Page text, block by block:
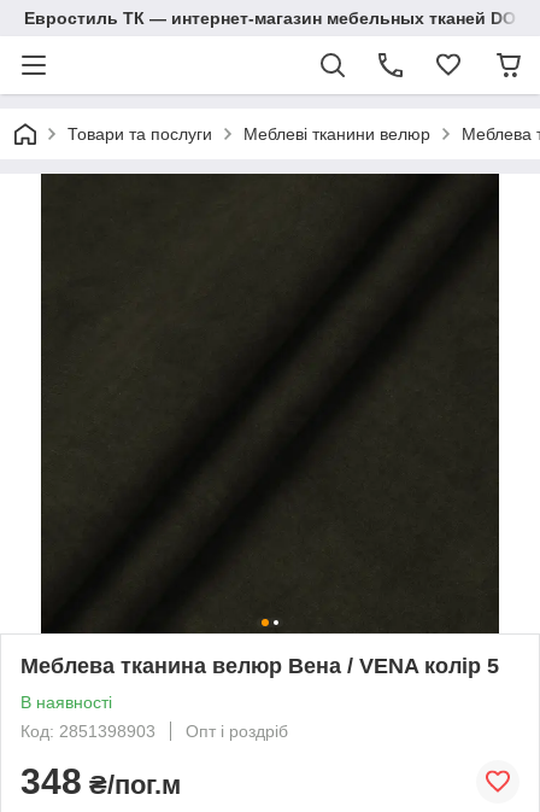
Евростиль ТК — интернет-магазин мебельных тканей
Товари та послуги Меблеві тканини велюр Меблева
Меблева тканина велюр Вена / VENA колір 5
В наявності
Код: 2851398903
Опт і роздріб
348 ₴/пог.м